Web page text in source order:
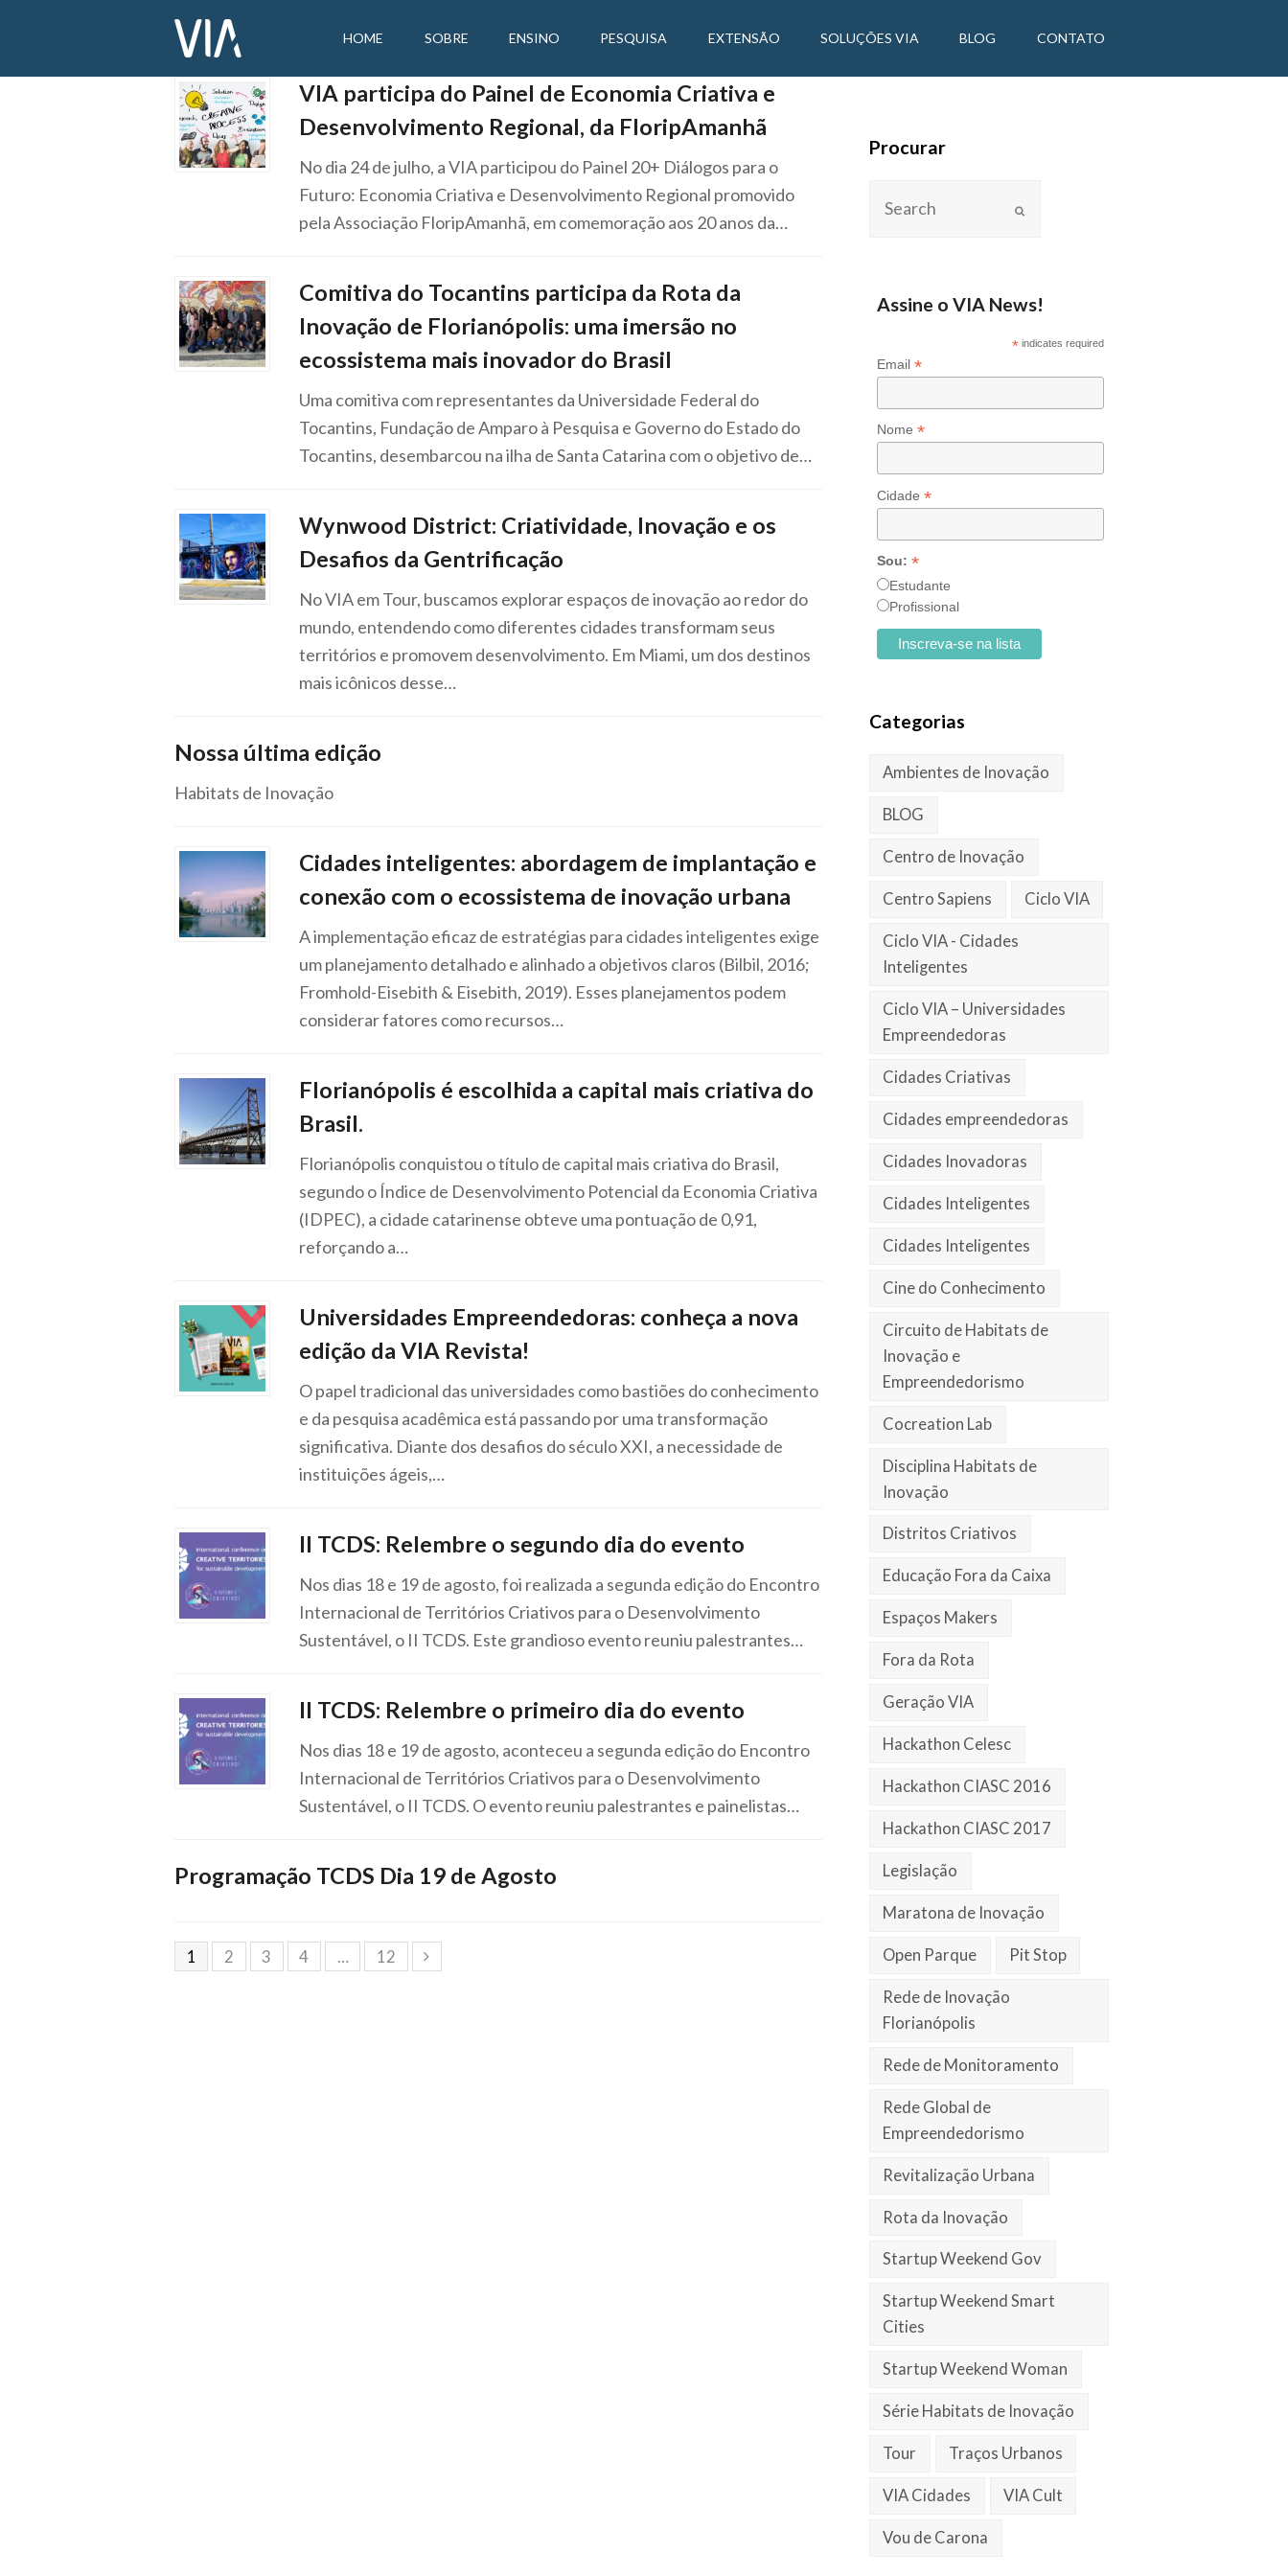
HOME SOBRE ENSINO PESQUISA EXTENSÃO SOLUÇÕES VIA BLOG CONTATO
VIA participa do Painel de Economia Criativa e
Desenvolvimento Regional, da FloripAmanhã
No dia 24 de julho, a VIA participou do Painel 20+ Diálogos para o
Futuro: Economia Criativa e Desenvolvimento Regional promovido
pela Associação FloripAmanhã, em comemoração aos 20 anos da…
Comitiva do Tocantins participa da Rota da
Inovação de Florianópolis: uma imersão no
ecossistema mais inovador do Brasil
Uma comitiva com representantes da Universidade Federal do
Tocantins, Fundação de Amparo à Pesquisa e Governo do Estado do
Tocantins, desembarcou na ilha de Santa Catarina com o objetivo de…
Wynwood District: Criatividade, Inovação e os
Desafios da Gentrificação
No VIA em Tour, buscamos explorar espaços de inovação ao redor do
mundo, entendendo como diferentes cidades transformam seus
territórios e promovem desenvolvimento. Em Miami, um dos destinos
mais icônicos desse…
Nossa última edição
Habitats de Inovação
Cidades inteligentes: abordagem de implantação e
conexão com o ecossistema de inovação urbana
A implementação eficaz de estratégias para cidades inteligentes exige
um planejamento detalhado e alinhado a objetivos claros (Bilbil, 2016;
Fromhold-Eisebith & Eisebith, 2019). Esses planejamentos podem
considerar fatores como recursos…
Florianópolis é escolhida a capital mais criativa do
Brasil.
Florianópolis conquistou o título de capital mais criativa do Brasil,
segundo o Índice de Desenvolvimento Potencial da Economia Criativa
(IDPEC), a cidade catarinense obteve uma pontuação de 0,91,
reforçando a…
Universidades Empreendedoras: conheça a nova
edição da VIA Revista!
O papel tradicional das universidades como bastiões do conhecimento
e da pesquisa acadêmica está passando por uma transformação
significativa. Diante dos desafios do século XXI, a necessidade de
instituições ágeis,…
II TCDS: Relembre o segundo dia do evento
Nos dias 18 e 19 de agosto, foi realizada a segunda edição do Encontro
Internacional de Territórios Criativos para o Desenvolvimento
Sustentável, o II TCDS. Este grandioso evento reuniu palestrantes…
II TCDS: Relembre o primeiro dia do evento
Nos dias 18 e 19 de agosto, aconteceu a segunda edição do Encontro
Internacional de Territórios Criativos para o Desenvolvimento
Sustentável, o II TCDS. O evento reuniu palestrantes e painelistas…
Programação TCDS Dia 19 de Agosto
1 2 3 4 … 12
Procurar
Assine o VIA News!
* indicates required
Email *
Nome *
Cidade *
Sou: *
Estudante
Profissional
Categorias
Ambientes de Inovação
BLOG
Centro de Inovação
Centro Sapiens Ciclo VIA
Ciclo VIA - Cidades
Inteligentes
Ciclo VIA – Universidades
Empreendedoras
Cidades Criativas
Cidades empreendedoras
Cidades Inovadoras
Cidades Inteligentes
Cidades Inteligentes
Cine do Conhecimento
Circuito de Habitats de
Inovação e
Empreendedorismo
Cocreation Lab
Disciplina Habitats de
Inovação
Distritos Criativos
Educação Fora da Caixa
Espaços Makers
Fora da Rota
Geração VIA
Hackathon Celesc
Hackathon CIASC 2016
Hackathon CIASC 2017
Legislação
Maratona de Inovação
Open Parque Pit Stop
Rede de Inovação
Florianópolis
Rede de Monitoramento
Rede Global de
Empreendedorismo
Revitalização Urbana
Rota da Inovação
Startup Weekend Gov
Startup Weekend Smart
Cities
Startup Weekend Woman
Série Habitats de Inovação
Tour Traços Urbanos
VIA Cidades VIA Cult
Vou de Carona